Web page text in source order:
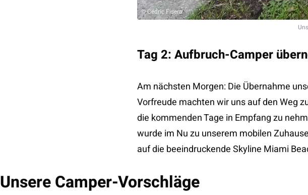
© Cedric Fisera
Tag 2: Aufbruch-Camper
Am nächsten Morgen: Die Übernahme
Vorfreude machten wir uns auf den Weg
die kommenden Tage in Empfang zu
wurde im Nu zu unserem mobilen
auf die beeindruckende Skyline Miami
Unsere Camper-Vorschläge